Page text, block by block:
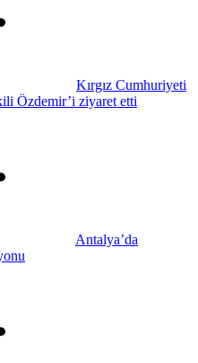
Kırgız Cumhuriyeti
Özdemir’i ziyaret etti
Antalya’da